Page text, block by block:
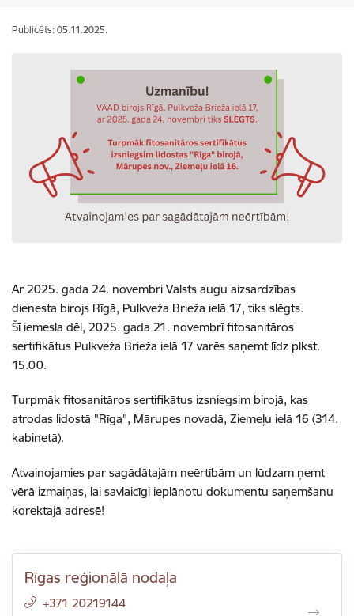
Publicēts: 05.11.2025.
Ar 2025. gada 24. novembri Valsts augu aizsardzības
dienesta birojs Rīgā, Pulkveža Brieža ielā 17, tiks slēgts.
Šī iemesla dēl, 2025. gada 21. novembrī fitosanitāros
sertifikātus Pulkveža Brieža ielā 17 varēs saņemt līdz plkst.
15.00.
Turpmāk fitosanitāros sertifikātus izsniegsim birojā, kas
atrodas lidostā "Rīga", Mārupes novadā, Ziemeļu ielā 16 (314.
kabinetā).
Atvainojamies par sagādātajām neērtībām un lūdzam ņemt
vērā izmaiņas, lai savlaicīgi ieplānotu dokumentu saņemšanu
korektajā adresē!
Rīgas reģionālā nodaļa
+371 20219144